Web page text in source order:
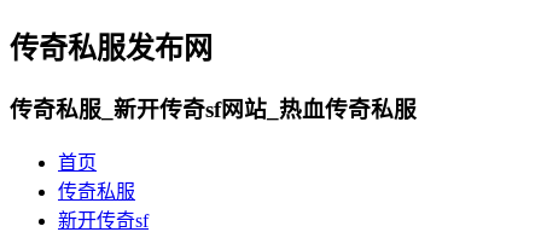
传奇私服发布网
传奇私服_新开传奇sf网站_热血传奇私服
首页
传奇私服
新开传奇sf